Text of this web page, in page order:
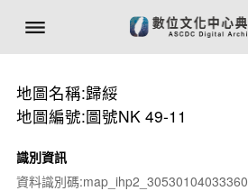
地圖名稱:歸綏
地圖編號:圖號NK 49-11
識別資訊
資料識別碼:map_ihp2_30530104033360